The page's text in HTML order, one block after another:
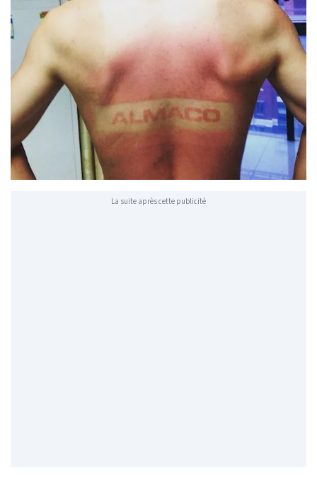
La suite après cette publicité